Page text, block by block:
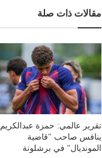
مقالات ذات صلة
تقرير عالمي: حمزة عبدالكريم
ينافس صاحب "قاضية
المونديال" في برشلونة